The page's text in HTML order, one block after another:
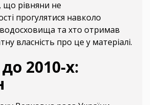
що рівняни не
прогулятися навколо
водосховища та хто отримав
власність про це у матеріалі.
2010-х: